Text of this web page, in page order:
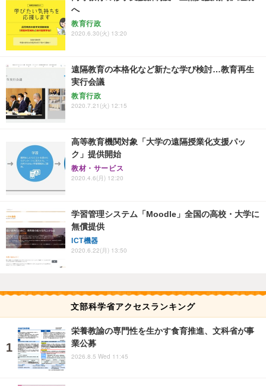
へ
教育行政
2020.6.30(火) 13:20
遠隔教育の本格化など新たな学び検討…教育再生
実行会議
教育行政
2020.7.21(火) 12:15
高等教育機関対象「大学の遠隔授業化支援パッ
ク」提供開始
教材・サービス
2020.4.6(月) 12:20
学習管理システム「Moodle」全国の高校・大学に
無償提供
ICT機器
2020.6.22(月) 13:50
文部科学省アクセスランキング
栄養教諭の専門性を生かす食育推進、文科省が事
業公募
2026.8.5 Wed 11:45